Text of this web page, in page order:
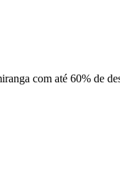
com até 60% de